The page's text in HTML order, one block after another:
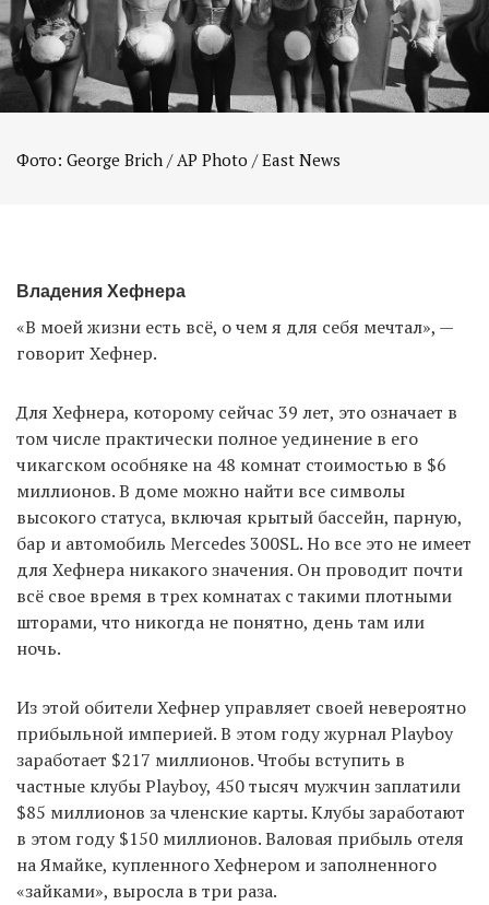
Фото: George Brich / AP Photo / East News
Владения Хефнера
«В моей жизни есть всё, о чем я для себя мечтал», —
говорит Хефнер.
Для Хефнера, которому сейчас 39 лет, это означает в
том числе практически полное уединение в его
чикагском особняке на 48 комнат стоимостью в $6
миллионов. В доме можно найти все символы
высокого статуса, включая крытый бассейн, парную,
бар и автомобиль Mercedes 300SL. Но все это не имеет
для Хефнера никакого значения. Он проводит почти
всё свое время в трех комнатах с такими плотными
шторами, что никогда не понятно, день там или
ночь.
Из этой обители Хефнер управляет своей невероятно
прибыльной империей. В этом году журнал Playboy
заработает $217 миллионов. Чтобы вступить в
частные клубы Playboy, 450 тысяч мужчин заплатили
$85 миллионов за членские карты. Клубы заработают
в этом году $150 миллионов. Валовая прибыль отеля
на Ямайке, купленного Хефнером и заполненного
«зайками», выросла в три раза.